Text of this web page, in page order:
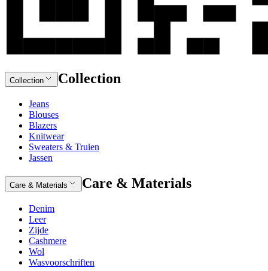
Collection Collection
Jeans
Blouses
Blazers
Knitwear
Sweaters & Truien
Jassen
Care & Materials Care & Materials
Denim
Leer
Zijde
Cashmere
Wol
Wasvoorschriften